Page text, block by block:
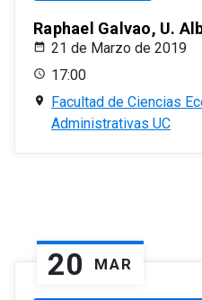
Raphael Galvao, U.
21 de Marzo de 2019
17:00
Facultad de Ciencias
Administrativas UC
20 MAR